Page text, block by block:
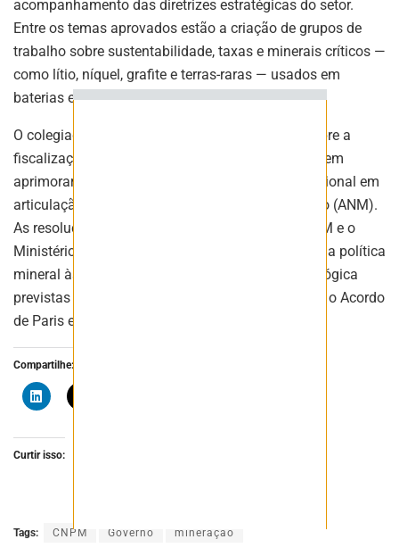
acompanhamento das diretrizes estratégicas do setor.
Entre os temas aprovados estão a criação de grupos de
trabalho sobre sustentabilidade, taxas e minerais críticos —
como lítio, níquel, grafite e terras-raras — usados em
baterias e tecnologias de energia limpa.
O colegiado também aprovou um diagnóstico sobre a
fiscalização das atividades minerárias, com foco em
aprimorar o monitoramento e a segurança operacional em
articulação com a Agência Nacional de Mineração (ANM).
As resoluções reforçam a integração entre o CNPM e o
Ministério de Minas e Energia (MME) para alinhar a política
mineral às metas climáticas e de inovação tecnológica
previstas em compromissos internacionais, como o Acordo
de Paris e a COP 30.
Compartilhe:
Curtir isso:
Tags: CNPM Governo mineração
ASSINAR